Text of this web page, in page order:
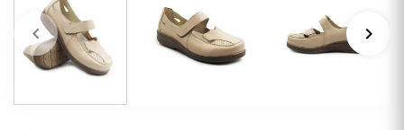
Poprzedni
keyboard_arrow_left keyboard_arrow_right